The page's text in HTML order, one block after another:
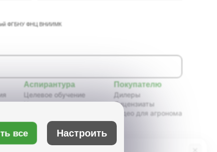
ФГБНУ ФНЦ ВНИИМК
Аспирантура
Целевое обучение
Новости аспирантуры
Портфолио аспирантов
Расписание
Учебно-методическое
обеспечение
Покупателю
Дилеры
Лицензиаты
Видео для агронома
все Настроить